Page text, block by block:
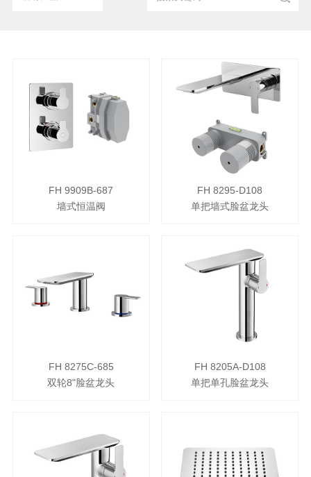
FH 9909B-687
墙式恒温阀
FH 8295-D108
单把墙式脸盆龙头
FH 8275C-685
双轮8"脸盆龙头
FH 8205A-D108
单把单孔脸盆龙头